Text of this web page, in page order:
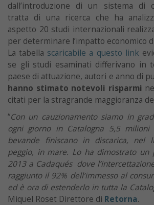
dall’introduzione di un sistema di
tratta di una ricerca che ha
aspetto 20 studi internazionali
per determinare l’impatto economico
La tabella scaricabile a questo link
se gli studi esaminati differivano in
paese di attuazione, autori e anno di
hanno stimato notevoli risparmi
citati per la stragrande maggioranza
“Con un cauzionamento siamo in
ogni giorno in Catalogna 5,5
bevande finiscano in discarica, nel
peggio, in mare. Lo ha dimostrato un
2013 a Cadaqués dove
raggiunto il 92% dell’immesso al
ed è ora di estenderlo in tutta la
Miquel Roset Direttore di Retorna.